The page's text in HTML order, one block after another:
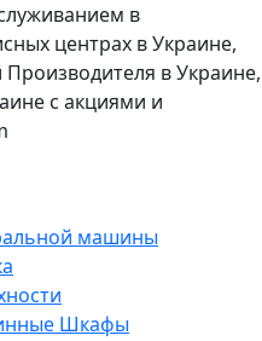
в
центрах в Украине,
в Украине,
с акциями и
машины
Шкафы